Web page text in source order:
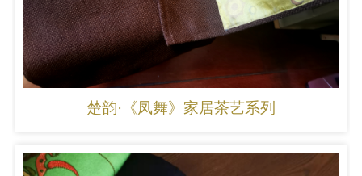
楚韵·《凤舞》家居茶艺系列